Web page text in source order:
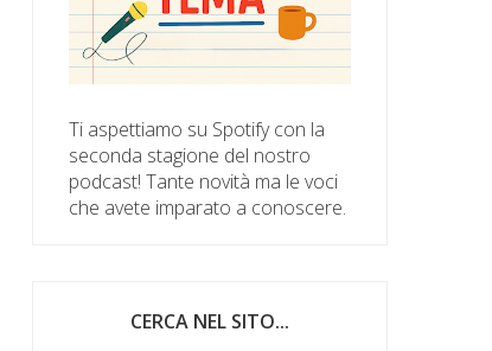
Ti aspettiamo su Spotify con la
seconda stagione del nostro
podcast! Tante novità ma le voci
che avete imparato a conoscere.
CERCA NEL SITO...